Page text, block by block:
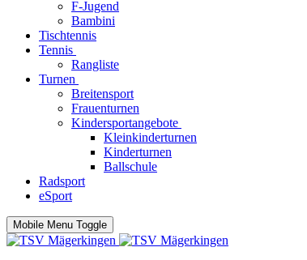
F-Jugend
Bambini
Tischtennis
Tennis
Rangliste
Turnen
Breitensport
Frauenturnen
Kindersportangebote
Kleinkinderturnen
Kinderturnen
Ballschule
Radsport
eSport
Mobile Menu Toggle